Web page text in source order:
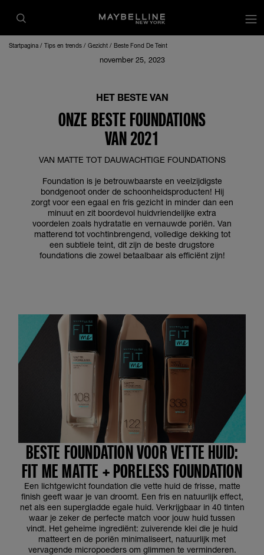
Startpagina Tips en trends Gezicht Beste Fond De Teint
november 25, 2023
HET BESTE VAN
ONZE BESTE FOUNDATIONS
VAN 2021
VAN MATTE TOT DAUWACHTIGE FOUNDATIONS
Foundation is je betrouwbaarste en veelzijdigste
bondgenoot onder de schoonheidsproducten! Hij
zorgt voor een egaal en fris gezicht in minder dan een
minuut en zit boordevol huidvriendelijke extra
voordelen zoals hydratatie en vernauwde poriën. Van
matterend tot vochtinbrengend, volledige dekking tot
een subtiele teint, dit zijn de beste drugstore
foundations die zowel betaalbaar als efficiënt zijn!
BESTE FOUNDATION VOOR VETTE HUID:
FIT ME MATTE + PORELESS FOUNDATION
Een lichtgewicht foundation die vette huid de frisse, matte
finish geeft waar je van droomt. Een fris en natuurlijk effect,
net als een supergladde egale huid. Verkrijgbaar in 40 tinten
waar je zeker de perfecte match voor jouw huid tussen
vindt. Het geheime ingrediënt: zuiverende klei die je huid
matteert en de poriën minimaliseert, natuurlijk met
vervagende micropoeders om glimmen te verminderen.